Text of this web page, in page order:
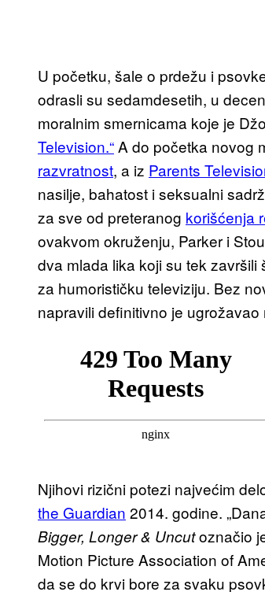
U početku, šale o prdežu i
odrasli su sedamdesetih, u
moralnim smernicama koje je
Television.“A do početka novog
razvratnost, a iz Parents
nasilje, bahatost i seksualni
za sve od preteranog korišćenja
ovakvom okruženju, Parker i
dva mlada lika koji su tek
za humorističku televiziju. Bez
napravili definitivno je
Njihovi rizični potezi najvećim
the Guardian 2014. godine.
Bigger, Longer & Uncutoznačio
Motion Picture Association of
da se do krvi bore za svaku